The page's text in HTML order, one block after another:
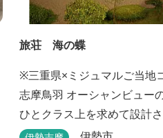
旅荘 海の蝶
※三重県×ミジュマルご当地コ
志摩鳥羽 オーシャンビュー
ひとクラス上を求めて設計
羽随一の景観など、上質な